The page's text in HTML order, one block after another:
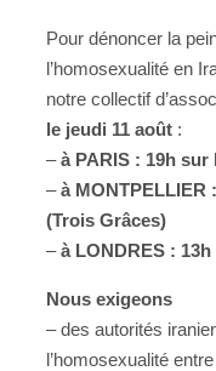
Pour dénoncer la
l’homosexualité en
notre collectif
le jeudi 11 août :
–à PARIS : 19h
–à MONTPELLIER
(Trois Grâces)
–à LONDRES : 13h
Nous exigeons
– des autorités
l’homosexualité